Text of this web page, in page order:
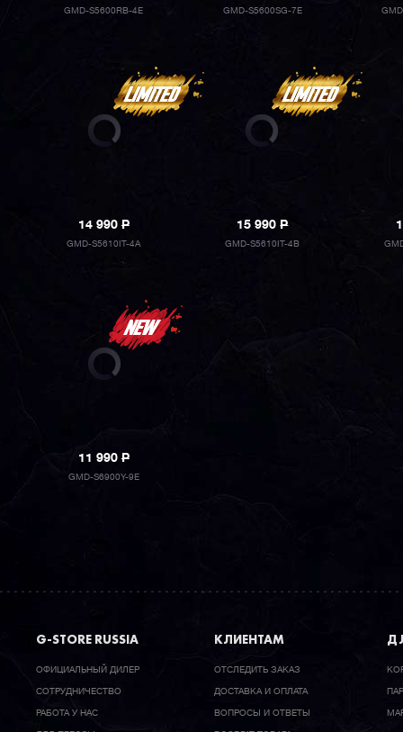
GMD-S5600RB-4E GMD-S5600SG-7E
14 990P
GMD-S5610IT-4A
15 990P
GMD-S5610IT-4B
11 990P
GMD-S6900Y-9E
G-STORE RUSSIA
ОФИЦИАЛЬНЫЙ ДИЛЕР
CОТРУДНИЧЕСТВО
РАБОТА У НАС
КЛИЕНТАМ
ОТСЛЕДИТЬ ЗАКАЗ
ДОСТАВКА И ОПЛАТА
ВОПРОСЫ И ОТВЕТЫ